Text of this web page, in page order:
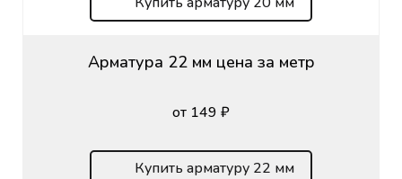
Арматура 22 мм цена за метр
от 149 ₽
Купить арматуру 22 мм